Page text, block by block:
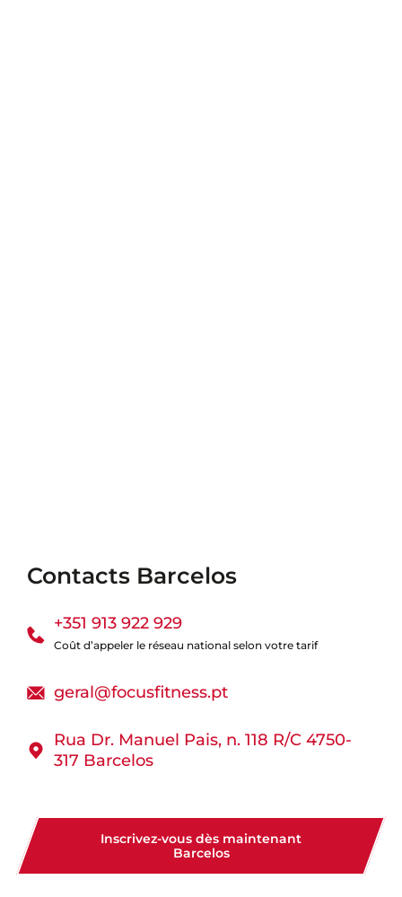
Contacts Barcelos
+351 913 922 929
Coût d’appeler le réseau national selon votre tarif
geral@focusfitness.pt
Rua Dr. Manuel Pais, n. 118 R/C 4750-
317 Barcelos
Inscrivez-vous dès maintenant
Barcelos